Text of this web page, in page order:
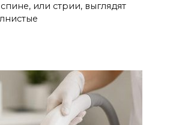
или стрии, выглядят